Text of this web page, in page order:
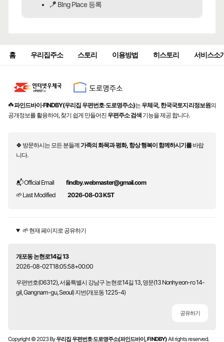
🪁 BIng Place 등록
홈 우리집주소 스토리 이용방법 히스토리 서비스소
☘️파인드바이·FINDBY(우리집 우편번호·도로명주소)는 우체국, 한국국토지리정보원의
공개정보를 활용하여, 찾기 쉽게 만들어진 우편주소 검색 기능을 제공 합니다.
🍀 방문하시는 모든 분들께가족의 화목과 평화, 항상 행복이 함께하시기를바랍
니다.
📬 Official Email
findby.webmaster@gmail.com
🌱 Last Modified
2026-08-03 KST
🌱 현재 페이지로 공유하기
개포동 논현로14길 13
2026-08-02T18:05:58+00:00
우편번호(06312), 서울특별시 강남구 논현로14길 13, 영문(13 Nonhyeon-ro 14-
gil, Gangnam-gu, Seoul) 지번(개포동 1225-4)
공유하기
Copyright © 2023 By우리집 우편번호·도로명주소(파인드바이, FINDBY)All rights reserved.